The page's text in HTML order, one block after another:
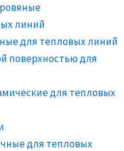
линий
для тепловых линий
поверхностью для
для тепловых
для тепловых